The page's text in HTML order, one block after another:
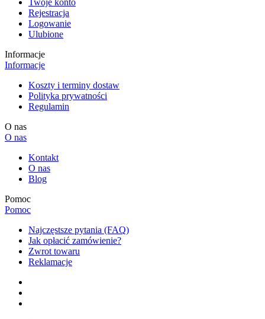
Rejestracja
Logowanie
Ulubione
Informacje
Informacje
Koszty i terminy dostaw
Polityka prywatności
Regulamin
O nas
O nas
Kontakt
O nas
Blog
Pomoc
Pomoc
Najczęstsze pytania (FAQ)
Jak opłacić zamówienie?
Zwrot towaru
Reklamacje